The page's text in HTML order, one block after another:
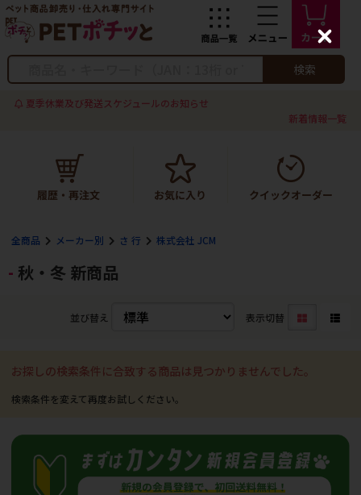
検索
夏季休業及び発送スケジュールのお知らせ
新着情報一覧
全商品 メーカー別 さ 行 株式会社 JCM
秋・冬 新商品
並び替え 表示切替
お探しの検索条件に合致する商品は見つかりませんでした。
C
l
s